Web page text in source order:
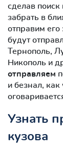
сделав
забрать в
отправим его
будут
Тернополь,
Никополь и
отправляем
и безнал,
Узнать
кузова